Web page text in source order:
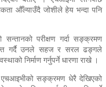
औँल्याउँदै जोशीले हेय भन्दा पनि
परीक्षण गर्दा सङ्क्रमण
गर्दै उनले सहज र सरल ढङ्गले
निर्माण गर्नुपर्ने धारणा राखे ।
सङ्क्रमण धेरै देखिएको